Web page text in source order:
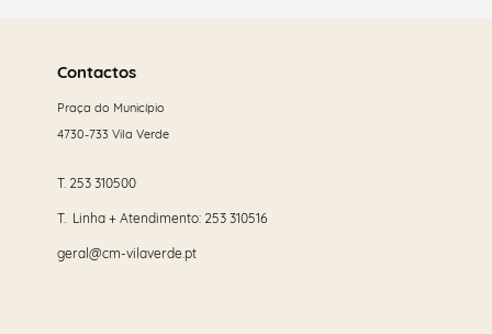
maisContactos
Praça do Município
4730-733 Vila Verde
T. 253 310500
T. Linha + Atendimento: 253 310516
geral@cm-vilaverde.pt